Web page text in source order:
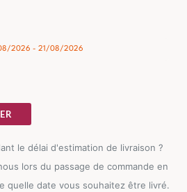
08/2026 - 21/08/2026
le délai d'estimation de livraison ?
lors du passage de commande en
quelle date vous souhaitez être livré.